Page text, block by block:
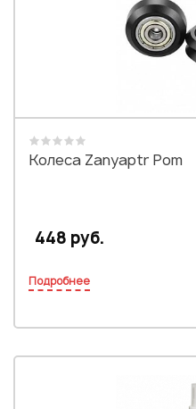
Колеса Zanyaptr Pom
448 руб.
Подробнее